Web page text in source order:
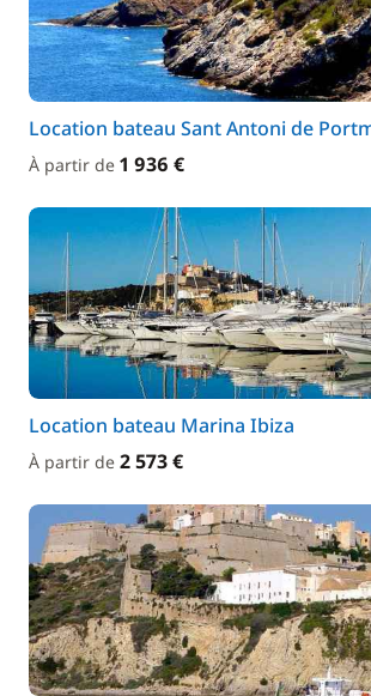
Location bateau Sant Antoni de
À partir de 1 936 €
Location bateau Marina Ibiza
À partir de 2 573 €